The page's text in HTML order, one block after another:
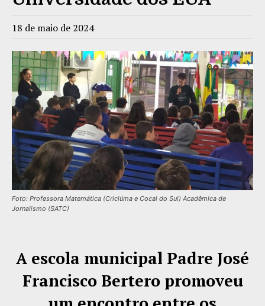
18 de maio de 2024
Foto: Professora Matemática (Criciúma e Cocal do Sul) Acadêmica de
Jornalismo (SATC)
A escola municipal Padre José
Francisco Bertero promoveu